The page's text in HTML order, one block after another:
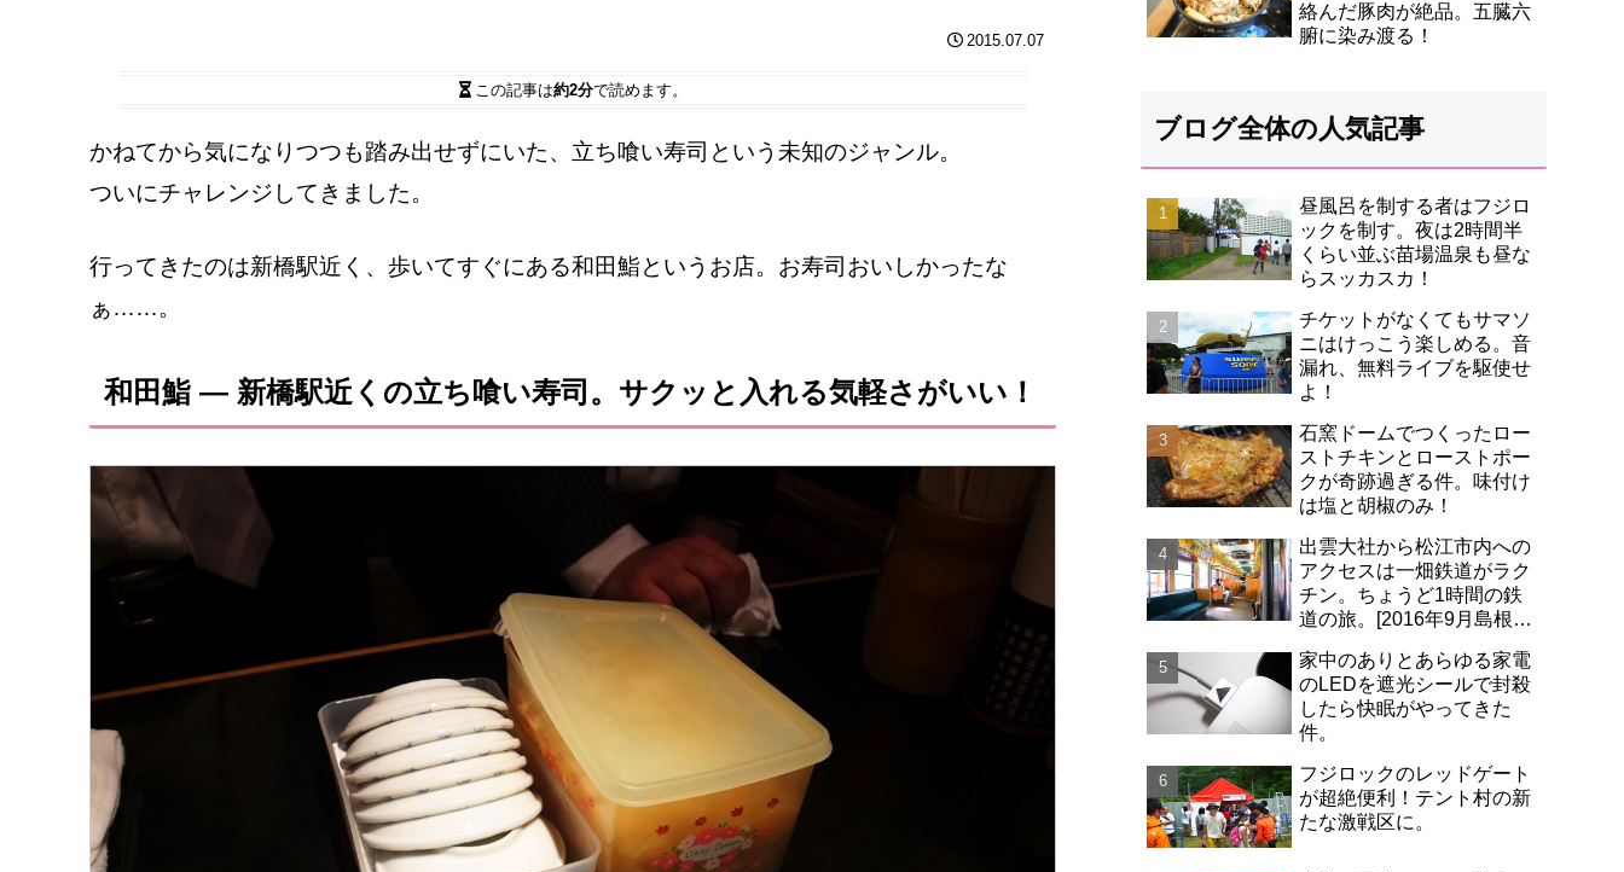
2015.07.07
この記事は約2分で読めます。
かねてから気になりつつも踏み出せずにいた、立ち喰い寿司という未知のジャンル。
ついにチャレンジしてきました。
行ってきたのは新橋駅近く、歩いてすぐにある和田鮨というお店。お寿司おいしかったな
ぁ……。
和田鮨 ― 新橋駅近くの立ち喰い寿司。サクッと入れる気軽さがいい！
絡んだ豚肉が絶品。五臓六
腑に染み渡る！
ブログ全体の人気記事
昼風呂を制する者はフジロ
ックを制す。夜は2時間半
くらい並ぶ苗場温泉も昼な
らスッカスカ！
チケットがなくてもサマソ
ニはけっこう楽しめる。音
漏れ、無料ライブを駆使せ
よ！
石窯ドームでつくったロー
ストチキンとローストポー
クが奇跡過ぎる件。味付け
は塩と胡椒のみ！
出雲大社から松江市内への
アクセスは一畑鉄道がラク
チン。ちょうど1時間の鉄
道の旅。[2016年9月島根旅
家中のありとあらゆる家電
のLEDを遮光シールで封殺
したら快眠がやってきた
件。
フジロックのレッドゲート
が超絶便利！テント村の新
たな激戦区に。